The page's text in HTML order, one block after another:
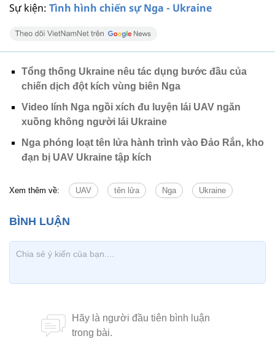
Sự kiện: Tình hình chiến sự Nga - Ukraine
Tổng thống Ukraine nêu tác dụng bước đầu của
chiến dịch đột kích vùng biên Nga
Video lính Nga ngồi xích đu luyện lái UAV ngăn
xuồng không người lái Ukraine
Nga phóng loạt tên lửa hành trình vào Đảo Rắn, kho
đạn bị UAV Ukraine tập kích
Xem thêm về: UAV tên lửa Nga Ukraine